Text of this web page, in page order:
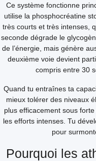
Ce système fonctionne
utilise la phosphocréatine
très courts et très intenses,
seconde dégrade le
de l’énergie, mais génère
deuxième voie devient
compris entre 30
Quand tu entraînes ta
mieux tolérer des niveaux
plus efficacement sous
les efforts intenses. Tu
pour
Pourquoi les